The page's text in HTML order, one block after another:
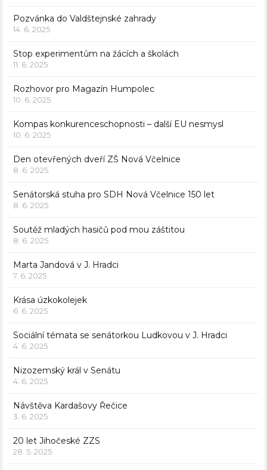
Pozvánka do Valdštejnské zahrady
14. 6. 2025
Stop experimentům na žácích a školách
11. 6. 2025
Rozhovor pro Magazín Humpolec
10. 6. 2025
Kompas konkurenceschopnosti – další EU nesmysl
10. 6. 2025
Den otevřených dveří ZŠ Nová Včelnice
8. 6. 2025
Senátorská stuha pro SDH Nová Včelnice 150 let
8. 6. 2025
Soutěž mladých hasičů pod mou záštitou
8. 6. 2025
Marta Jandová v J. Hradci
7. 6. 2025
Krása úzkokolejek
6. 6. 2025
Sociální témata se senátorkou Ludkovou v J. Hradci
4. 6. 2025
Nizozemský král v Senátu
4. 6. 2025
Návštěva Kardašovy Řečice
3. 6. 2025
20 let Jihočeské ZZS
28. 5. 2025